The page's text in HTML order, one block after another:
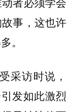
事，这也许
。
采访时说，
发如此激烈